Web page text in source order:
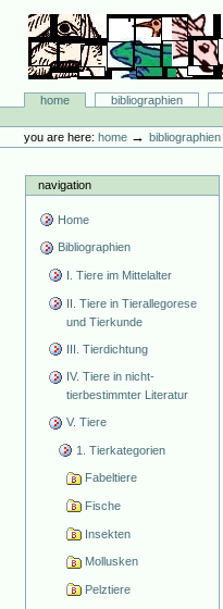
content.
navigation
Bibliographie-Portal
Sectionshome bibliographien
tools
you are here: home →bibliographien
navigation
Home
Bibliographien
I. Tiere im Mittelalter
II. Tiere in Tierallegorese
und Tierkunde
III. Tierdichtung
IV. Tiere in nicht-
tierbestimmter Literatur
V. Tiere
1. Tierkategorien
Fabeltiere
Fische
Insekten
Mollusken
Pelztiere